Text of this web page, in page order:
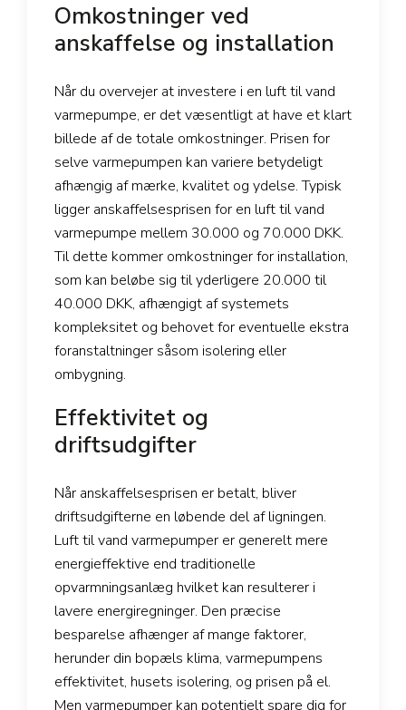
Omkostninger ved
anskaffelse og installation
Når du overvejer at investere i en luft til vand
varmepumpe, er det væsentligt at have et klart
billede af de totale omkostninger. Prisen for
selve varmepumpen kan variere betydeligt
afhængig af mærke, kvalitet og ydelse. Typisk
ligger anskaffelsesprisen for en luft til vand
varmepumpe mellem 30.000 og 70.000 DKK.
Til dette kommer omkostninger for installation,
som kan beløbe sig til yderligere 20.000 til
40.000 DKK, afhængigt af systemets
kompleksitet og behovet for eventuelle ekstra
foranstaltninger såsom isolering eller
ombygning.
Effektivitet og
driftsudgifter
Når anskaffelsesprisen er betalt, bliver
driftsudgifterne en løbende del af ligningen.
Luft til vand varmepumper er generelt mere
energieffektive end traditionelle
opvarmningsanlæg hvilket kan resulterer i
lavere energiregninger. Den præcise
besparelse afhænger af mange faktorer,
herunder din bopæls klima, varmepumpens
effektivitet, husets isolering, og prisen på el.
Men varmepumper kan potentielt spare dig for